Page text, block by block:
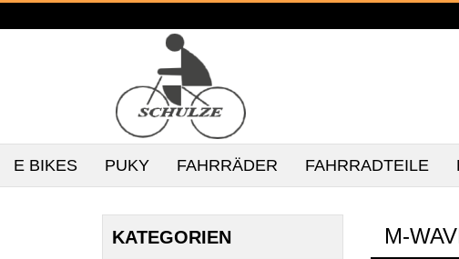
E BIKES PUKY FAHRRÄDER FAHRRADTEILE
KATEGORIEN M-